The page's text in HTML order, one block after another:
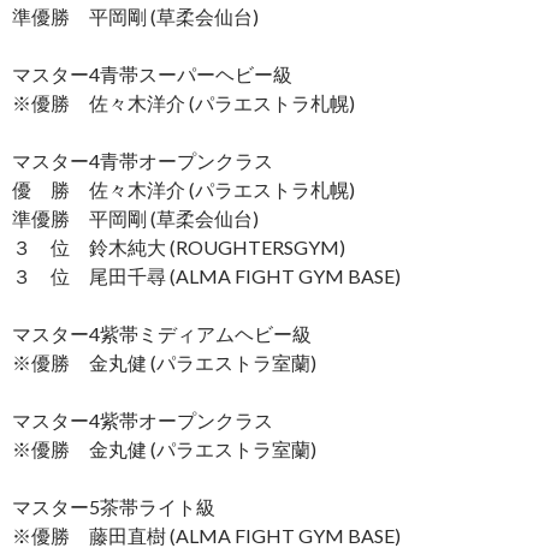
準優勝 平岡剛 (草柔会仙台)
マスター4青帯スーパーヘビー級
※優勝 佐々木洋介 (パラエストラ札幌)
マスター4青帯オープンクラス
優 勝 佐々木洋介 (パラエストラ札幌)
準優勝 平岡剛 (草柔会仙台)
３ 位 鈴木純大 (ROUGHTERSGYM)
３ 位 尾田千尋 (ALMA FIGHT GYM BASE)
マスター4紫帯ミディアムヘビー級
※優勝 金丸健 (パラエストラ室蘭)
マスター4紫帯オープンクラス
※優勝 金丸健 (パラエストラ室蘭)
マスター5茶帯ライト級
※優勝 藤田直樹 (ALMA FIGHT GYM BASE)